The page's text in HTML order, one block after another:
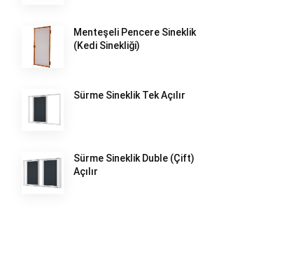
Menteşeli Pencere Sineklik
(Kedi Sinekliği)
Sürme Sineklik Tek Açılır
Sürme Sineklik Duble (Çift)
Açılır